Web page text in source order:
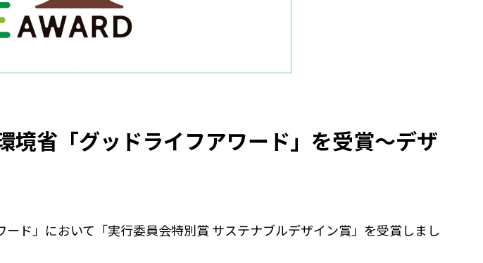
省「グッドライフアワード」を受賞～デザ
ド」において「実行委員会特別賞 サステナブルデザイン賞」を受賞しまし